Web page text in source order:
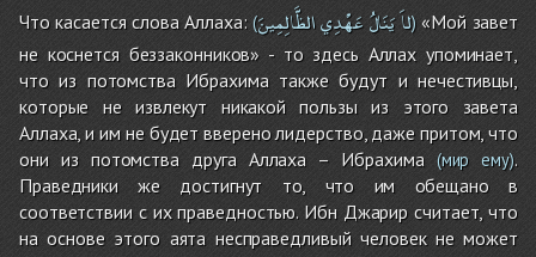
Что касается слова Аллаха:( لاَيَنَالُعَهْدِيالظَّالِمِينَ )«Мой завет
не коснется беззаконников» - то здесь Аллах упоминает,
что из потомства Ибрахима также будут и нечестивцы,
которые не извлекут никакой пользы из этого завета
Аллаха, и им не будет вверено лидерство, даже притом, что
они из потомства друга Аллаха – Ибрахима(мир ему).
Праведники же достигнут то, что им обещано в
соответствии с их праведностью. Ибн Джарир считает, что
на основе этого аята несправедливый человек не может